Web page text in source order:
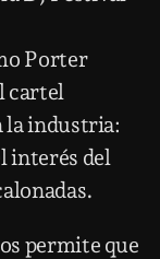
Porter
cartel
la industria:
interés del
permite que